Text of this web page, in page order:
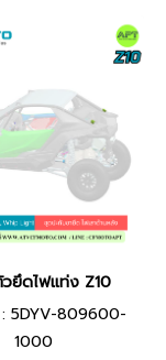
ยึดไฟแท่ง Z10
5DYV-809600-
1000